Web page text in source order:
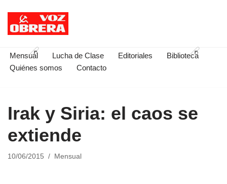
Saltar
contenido
Mensual Lucha de Clase Editoriales
Biblioteca
Quiénes somos
Contacto
Irak y Siria: el caos se
extiende
10/06/2015 Mensual